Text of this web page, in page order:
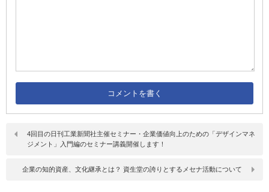
4回目の日刊工業新聞社主催セミナー・企業価値向上のための「デザインマネ
ジメント」入門編のセミナー講義開催します！
企業の知的資産、文化継承とは？ 資生堂の誇りとするメセナ活動について